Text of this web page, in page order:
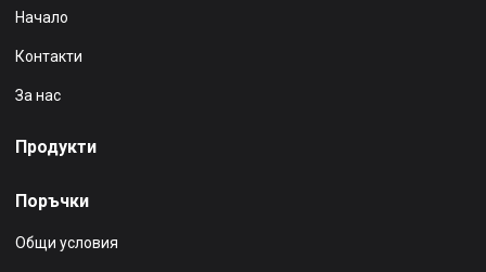
Начало
Контакти
За нас
Продукти
Поръчки
Общи условия